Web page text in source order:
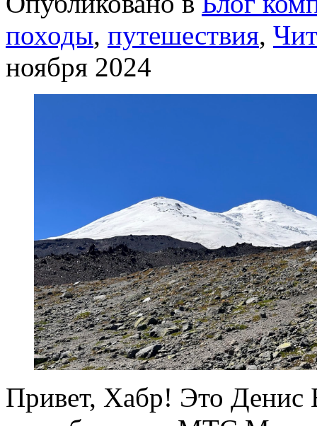
походы, путешествия,
ноября 2024
Привет, Хабр! Это Денис